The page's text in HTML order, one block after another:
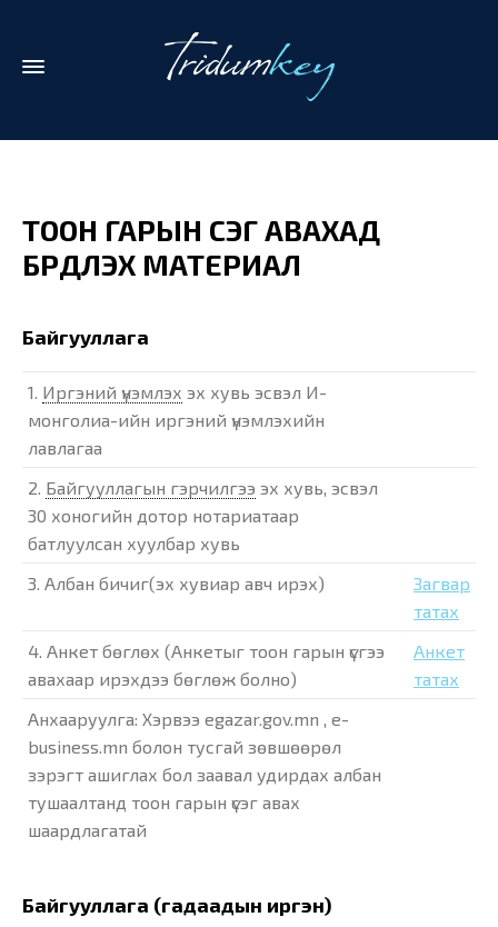
ТООН ГАРЫН ҮСЭГ АВАХАД
БҮРДҮҮЛЭХ МАТЕРИАЛ
Байгууллага
1. Иргэний үнэмлэх эх хувь эсвэл И-
монголиа-ийн иргэний үнэмлэхийн
лавлагаа
2. Байгууллагын гэрчилгээ эх хувь, эсвэл
30 хоногийн дотор нотариатаар
батлуулсан хуулбар хувь
3. Албан бичиг(эх хувиар авч ирэх)
Загвар
татах
4. Анкет бөглөх (Анкетыг тоон гарын үсгээ
авахаар ирэхдээ бөглөж болно)
Анкет
татах
Анхааруулга: Хэрвээ egazar.gov.mn , e-
business.mn болон тусгай зөвшөөрөл
зэрэгт ашиглах бол заавал удирдах албан
тушаалтанд тоон гарын үсэг авах
шаардлагатай
Байгууллага (гадаадын иргэн)